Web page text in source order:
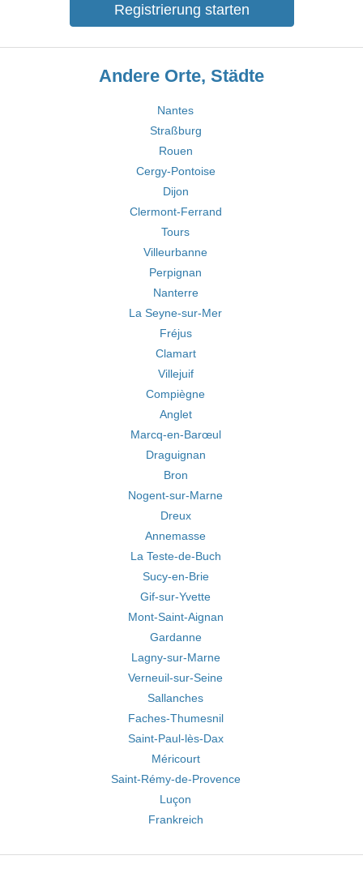
Registrierung starten
Andere Orte, Städte
Nantes
Straßburg
Rouen
Cergy-Pontoise
Dijon
Clermont-Ferrand
Tours
Villeurbanne
Perpignan
Nanterre
La Seyne-sur-Mer
Fréjus
Clamart
Villejuif
Compiègne
Anglet
Marcq-en-Barœul
Draguignan
Bron
Nogent-sur-Marne
Dreux
Annemasse
La Teste-de-Buch
Sucy-en-Brie
Gif-sur-Yvette
Mont-Saint-Aignan
Gardanne
Lagny-sur-Marne
Verneuil-sur-Seine
Sallanches
Faches-Thumesnil
Saint-Paul-lès-Dax
Méricourt
Saint-Rémy-de-Provence
Luçon
Frankreich